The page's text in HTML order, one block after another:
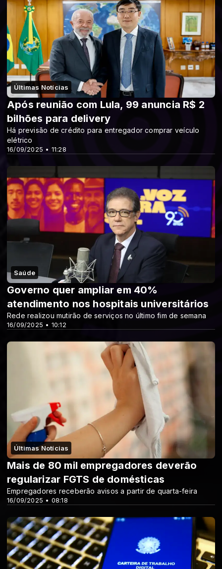
Últimas Notícias
16/09/2025 • 11:28
Após reunião com Lula, 99 anuncia R$ 2
bilhões para delivery
Há previsão de crédito para entregador comprar veículo
elétrico
Saúde
16/09/2025 • 10:12
Governo quer ampliar em 40%
atendimento nos hospitais universitários
Rede realizou mutirão de serviços no último fim de semana
Últimas Notícias
16/09/2025 • 08:18
Mais de 80 mil empregadores deverão
regularizar FGTS de domésticas
Empregadores receberão avisos a partir de quarta-feira